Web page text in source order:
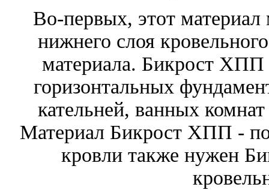
Во-первых, этот материал
нижнего слоя
материала. Бикрост ХПП
горизонтальных
кательней, ванных
Материал Бикрост ХПП -
кровли также нужен